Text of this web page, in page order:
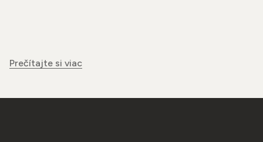
Prečítajte si viac